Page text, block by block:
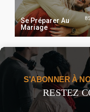
Se Préparer Au
Mariage
Recevoir Notre
The real voyage of
S'ABONNER À
RESTEZ